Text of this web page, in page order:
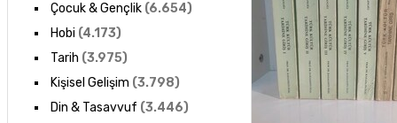
Çocuk & Gençlik(6.654)
Hobi (4.173)
Tarih (3.975)
Kişisel Gelişim (3.798)
Din & Tasavvuf (3.446)